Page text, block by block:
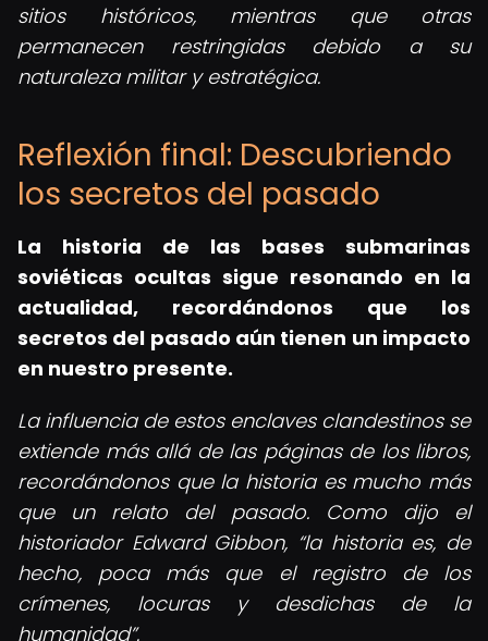
sitios históricos, mientras que otras
permanecen restringidas debido a su
naturaleza militar y estratégica.
Reflexión final: Descubriendo
los secretos del pasado
La historia de las bases submarinas
soviéticas ocultas sigue resonando en la
actualidad, recordándonos que los
secretos del pasado aún tienen un impacto
en nuestro presente.
La influencia de estos enclaves clandestinos se
extiende más allá de las páginas de los libros,
recordándonos que la historia es mucho más
que un relato del pasado. Como dijo el
historiador Edward Gibbon, la historia es, de
hecho, poca más que el registro de los
crímenes, locuras y desdichas de la
humanidad .